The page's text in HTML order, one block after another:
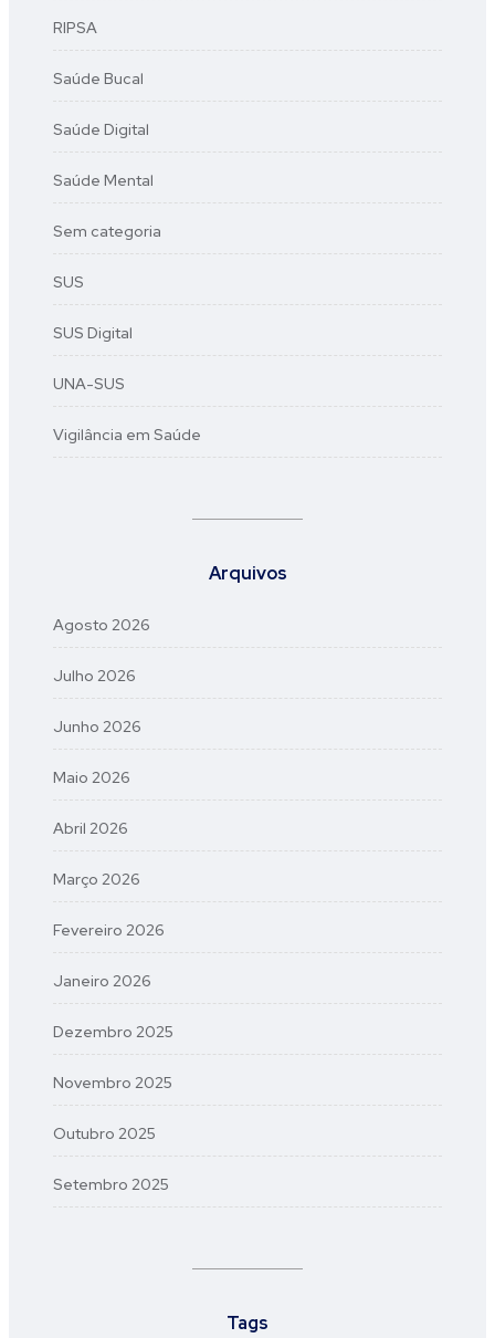
RIPSA
Saúde Bucal
Saúde Digital
Saúde Mental
Sem categoria
SUS
SUS Digital
UNA-SUS
Vigilância em Saúde
Arquivos
Agosto 2026
Julho 2026
Junho 2026
Maio 2026
Abril 2026
Março 2026
Fevereiro 2026
Janeiro 2026
Dezembro 2025
Novembro 2025
Outubro 2025
Setembro 2025
Tags